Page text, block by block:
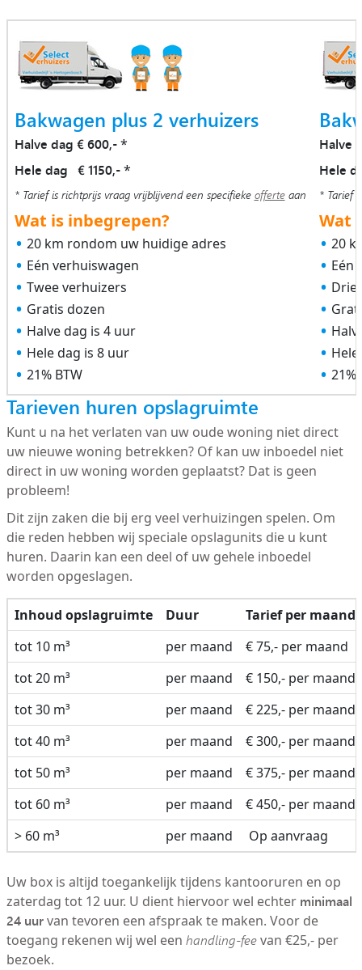
Bakwagen plus 2 verhuizers
Halve dag € 600,-*
Hele dag € 1150,-*
* Tarief is richtprijs vraag vrijblijvend een specifieke offerteaan
Wat is inbegrepen?
20 km rondom uw huidige adres
Eén verhuiswagen
Twee verhuizers
Gratis dozen
Halve dag is 4 uur
Hele dag is 8 uur
21% BTW
Halve
Hele
* Tarief
Wat
20
Eén
Drie
21%
Tarieven huren opslagruimte
Kunt u na het verlaten van uw oude woning niet direct
uw nieuwe woning betrekken? Of kan uw inboedel niet
direct in uw woning worden geplaatst? Dat is geen
probleem!
Dit zijn zaken die bij erg veel verhuizingen spelen. Om
die reden hebben wij speciale opslagunits die u kunt
huren. Daarin kan een deel of uw gehele inboedel
worden opgeslagen.
Inhoud opslagruimte Duur
Tarief per maand
tot 10 m³
per maand
€ 75,- per maand
tot 20 m³
per maand
€ 150,- per maand
tot 30 m³
per maand
€ 225,- per maand
tot 40 m³
per maand
€ 300,- per maand
tot 50 m³
per maand
€ 375,- per maand
tot 60 m³
per maand
€ 450,- per maand
> 60 m³
per maand Op aanvraag
Uw box is altijd toegankelijk tijdens kantooruren en op
zaterdag tot 12 uur. U dient hiervoor wel echter minimaal
24 uurvan tevoren een afspraak te maken. Voor de
toegang rekenen wij wel een handling-feevan €25,- per
bezoek.